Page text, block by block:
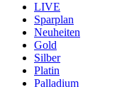
LIVE
Sparplan
Neuheiten
Gold
Silber
Platin
Palladium